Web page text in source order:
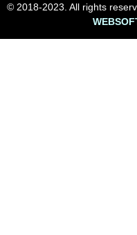
© 2018-2023. All rights